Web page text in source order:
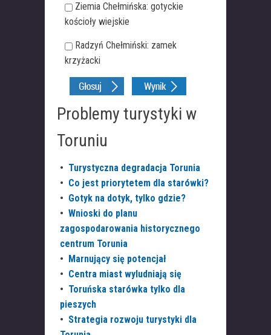
Ziemia Chełmińska: gotyckie
kościoły wiejskie
Radzyń Chełmiński: zamek
krzyżacki
Problemy turystyki w
Toruniu
• Turystyczna degradacja Torunia
• Co jest priorytetem dla starówki?
• Gotyk na dotyk, tylko gdzie?
• Wnioski do planu
zagospodarowania historycznego
centrum Torunia
•
Marnujący się potencjał
• Centra miast wyludniają się
• Toruńska starówka tylko dla
pieszych
• Strategia rozwoju turystyki dla